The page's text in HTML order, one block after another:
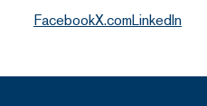
FacebookX.comLinkedIn